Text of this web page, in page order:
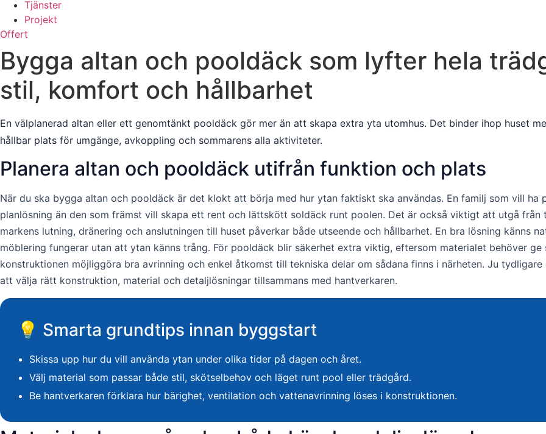
Tjänster
Projekt
Offert
Bygga altan och pooldäck som lyfter hela
stil, komfort och hållbarhet
En välplanerad altan eller ett genomtänkt pooldäck gör mer än att skapa extra yta utomhus. Det binder ihop huset
hållbar plats för umgänge, avkoppling och sommarens alla aktiviteter.
Planera altan och pooldäck utifrån funktion och plats
När du ska bygga altan och pooldäck är det klokt att börja med hur ytan faktiskt ska användas. En familj som vill
planlösning än den som främst vill skapa ett rent och lättskött soldäck runt poolen. Det är också viktigt att utgå från
markens lutning, dränering och anslutningen till huset påverkar både utseende och hållbarhet. En bra lösning känns
möblering fungerar utan att ytan känns trång. För pooldäck blir säkerhet extra viktig, eftersom materialet behöver
konstruktionen möjliggöra bra avrinning och enkel åtkomst till tekniska delar om sådana finns i närheten. Ju
att välja rätt konstruktion, material och detaljlösningar tillsammans med hantverkaren.
💡 Smarta grundtips innan byggstart
Skissa upp hur du vill använda ytan under olika tider på dagen och året.
Välj material som passar både stil, skötselbehov och läget runt pool eller trädgård.
Be hantverkaren förklara hur bärighet, ventilation och vattenavrinning löses i konstruktionen.